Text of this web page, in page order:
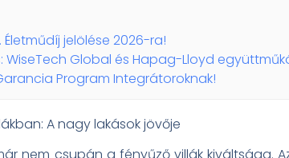
Életműdíj jelölése 2026-ra!
WiseTech Global és Hapag-Lloyd
Program Integrátoroknak!
A nagy lakások jövője